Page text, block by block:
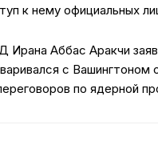
к нему официальных
Ирана Аббас Аракчи
с Вашингтоном
по ядерной